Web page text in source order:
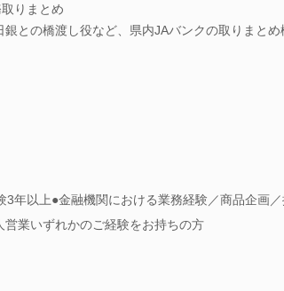
りまとめ
銀との橋渡し役など、県内JAバンクの取りまと
3年以上●金融機関における業務経験／商品企画
営業いずれかのご経験をお持ちの方